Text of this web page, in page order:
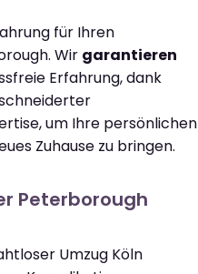
für Ihren
Wir garantieren
Erfahrung, dank
um Ihre persönlichen
Zuhause zu bringen.
Peterborough
Umzug Köln